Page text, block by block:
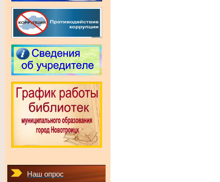
Наш опрос